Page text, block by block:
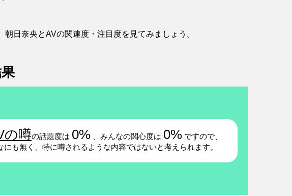
日奈央とAVの関連度・注目度を見てみましょう。
の噂の話題度は 0% 、みんなの関心度は 0% ですので、
にも無く、特に噂されるような内容ではないと考えられます。